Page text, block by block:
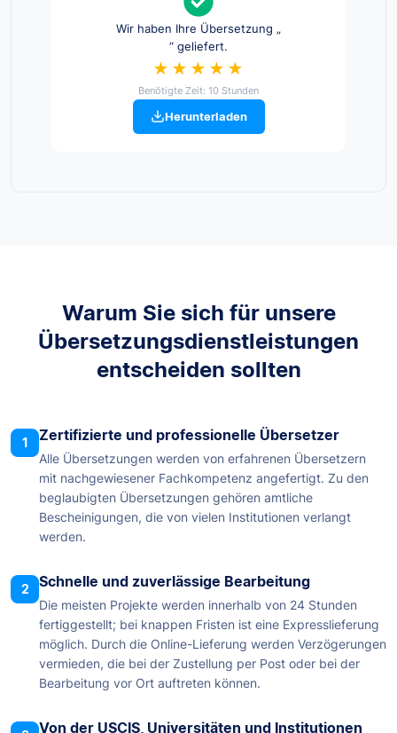
Wir haben Ihre Übersetzung „
“ geliefert.
★★★★★
Benötigte Zeit: 10 Stunden
Herunterladen
Warum Sie sich für unsere
Übersetzungsdienstleistungen
entscheiden sollten
1 Zertifizierte und professionelle Übersetzer
Alle Übersetzungen werden von erfahrenen Übersetzern
mit nachgewiesener Fachkompetenz angefertigt. Zu den
beglaubigten Übersetzungen gehören amtliche
Bescheinigungen, die von vielen Institutionen verlangt
werden.
2 Schnelle und zuverlässige Bearbeitung
Die meisten Projekte werden innerhalb von 24 Stunden
fertiggestellt; bei knappen Fristen ist eine Expresslieferung
möglich. Durch die Online-Lieferung werden Verzögerungen
vermieden, die bei der Zustellung per Post oder bei der
Bearbeitung vor Ort auftreten können.
Von der USCIS, Universitäten und Institutionen